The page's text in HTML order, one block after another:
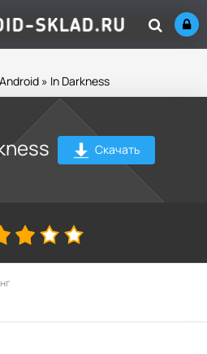
» In Darkness
Скачать